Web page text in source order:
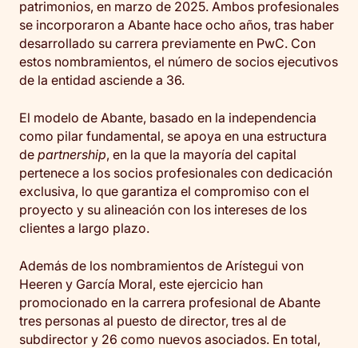
patrimonios, en marzo de 2025. Ambos profesionales
se incorporaron a Abante hace ocho años, tras haber
desarrollado su carrera previamente en PwC. Con
estos nombramientos, el número de socios ejecutivos
de la entidad asciende a 36.
El modelo de Abante, basado en la independencia
como pilar fundamental, se apoya en una estructura
de partnership, en la que la mayoría del capital
pertenece a los socios profesionales con dedicación
exclusiva, lo que garantiza el compromiso con el
proyecto y su alineación con los intereses de los
clientes a largo plazo.
Además de los nombramientos de Arístegui von
Heeren y García Moral, este ejercicio han
promocionado en la carrera profesional de Abante
tres personas al puesto de director, tres al de
subdirector y 26 como nuevos asociados. En total,